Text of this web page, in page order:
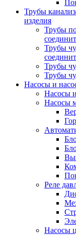
Трубы
изделия
Трубы
Трубы
Трубы
Трубы
Насосы и
Насосы
Насосы
Реле
Насосы